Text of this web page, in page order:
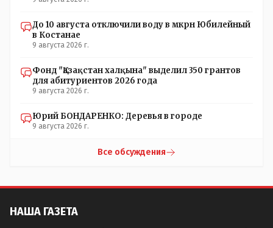
До 10 августа отключили воду в мкрн Юбилейный
в Костанае
9 августа 2026 г.
Фонд "Қазақстан халқына" выделил 350 грантов
для абитуриентов 2026 года
9 августа 2026 г.
Юрий БОНДАРЕНКО: Деревья в городе
9 августа 2026 г.
Все обсуждения
НАША ГАЗЕТА